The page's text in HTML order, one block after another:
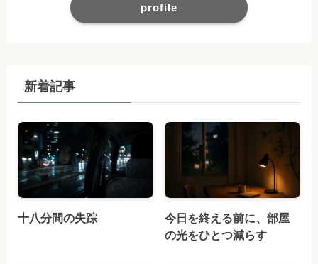
profile
新着記事
十八分間の失踪
今日を終える前に、部屋
の光をひとつ減らす